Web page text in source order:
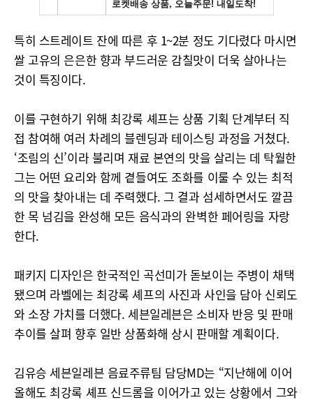
특히 스트레이트 잔에 따른 후 1~2분 정도 기다렸다 마시면
쌀 고유의 은은한 향과 부드러운 감칠맛이 더욱 살아나는
것이 특징이다.
이를 구현하기 위해 최강록 셰프는 상품 기획 단계부터 직
접 참여해 여러 차례의 블렌딩과 테이스팅 과정을 거쳤다.
‘조림의 신’이라 불리며 재료 본연의 맛을 살리는 데 탁월한
그는 어떤 요리와 함께 곁들여도 조화를 이룰 수 있는 최적
의 맛을 찾아내는 데 주력했다. 그 결과 섬세하면서도 깔끔
한 목 넘김을 완성해 모든 음식과의 완벽한 페어링을 자랑
한다.
패키지 디자인은 한국적인 곡선미가 돋보이는 주병이 채택
됐으며 라벨에는 최강록 셰프의 사진과 사인을 담아 신뢰도
와 소장 가치를 더했다. 세븐일레븐은 소비자 반응 및 판매
추이를 살펴 향후 일반 상품화해 상시 판매할 계획이다.
김유승 세븐일레븐 음료주류팀 담당MD는 “지난해에 이어
올해도 최강록 셰프 신드롬을 이어가고 있는 상황에서 그와